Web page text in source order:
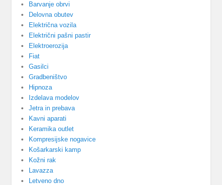
Barvanje obrvi
Delovna obutev
Električna vozila
Električni pašni pastir
Elektroerozija
Fiat
Gasilci
Gradbeništvo
Hipnoza
Izdelava modelov
Jetra in prebava
Kavni aparati
Keramika outlet
Kompresijske nogavice
Košarkarski kamp
Kožni rak
Lavazza
Letveno dno